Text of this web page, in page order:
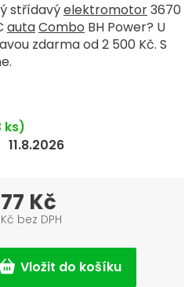
střídavýelektromotor3670
autaCombo BH Power? U
zdarma od 2 500 Kč. S
ks)
11.8.2026
Kč
bez DPH
cena: